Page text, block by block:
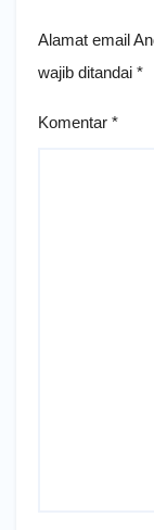
Alamat email
wajib ditandai *
Komentar *